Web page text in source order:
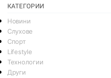
КАТЕГОРИИ
Новини
Слухове
Спорт
Lifestyle
Технологии
Други